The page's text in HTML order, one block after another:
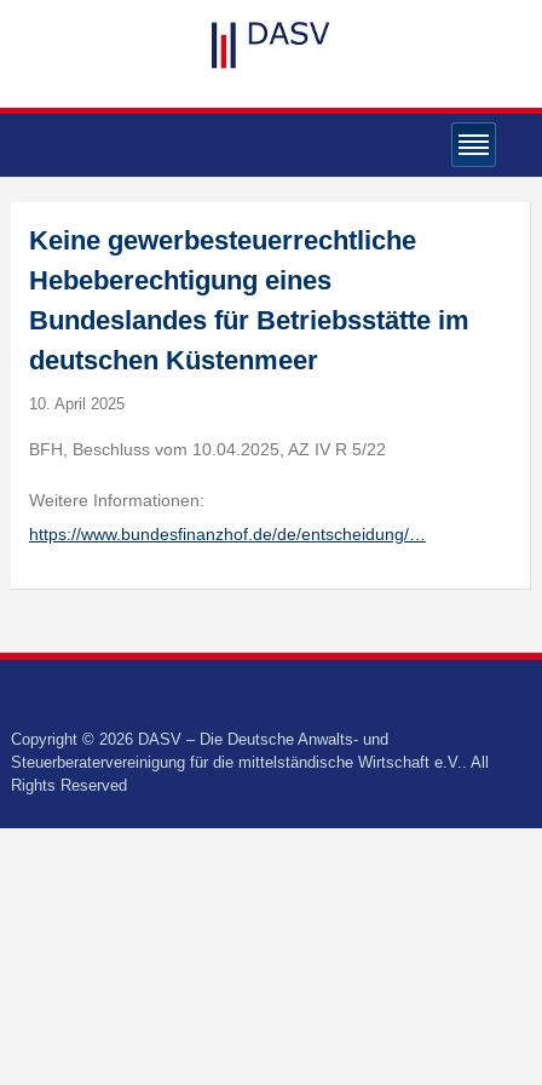
Keine gewerbesteuerrechtliche
Hebeberechtigung eines
Bundeslandes für Betriebsstätte im
deutschen Küstenmeer
10. April 2025
BFH, Beschluss vom 10.04.2025, AZ IV R 5/22
Weitere Informationen:
https://www.bundesfinanzhof.de/de/entscheidung/…
Copyright © 2026 DASV – Die Deutsche Anwalts- und
Steuerberatervereinigung für die mittelständische Wirtschaft e.V.. All
Rights Reserved